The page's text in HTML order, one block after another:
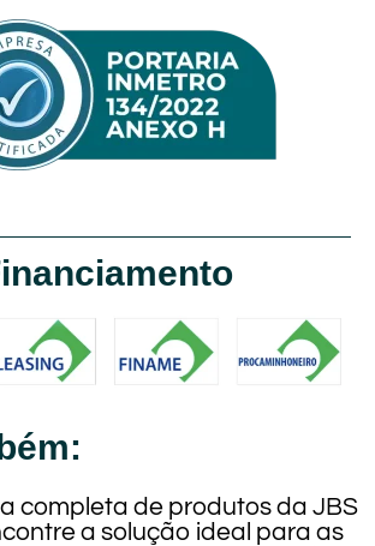
completa de produtos da JBS
a solução ideal para as